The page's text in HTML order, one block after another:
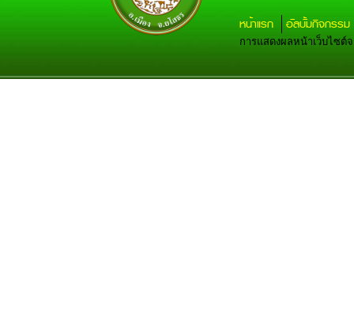
หน้าแรก อัลบั้มกิจกรรม
การแสดงผลหน้าเว็บไซต์